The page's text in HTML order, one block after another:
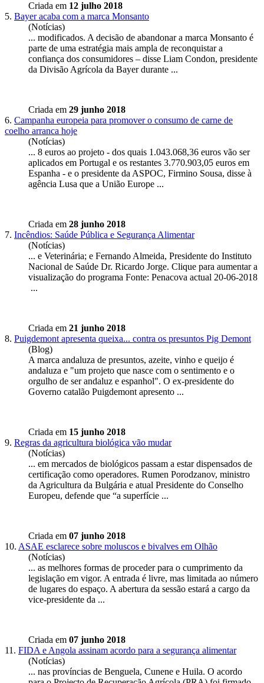
Criada em 12 julho 2018
5. Bayer acaba com a marca Monsanto
(Notícias)
... modificados. A decisão de abandonar a marca Monsanto é
parte de uma estratégia mais ampla de reconquistar a
confiança dos consumidores – disse Liam Condon, presidente
da Divisão Agrícola da Bayer durante ...
Criada em 29 junho 2018
6. Campanha europeia para promover o consumo de carne de
coelho arranca hoje
(Notícias)
... 8 euros ao projeto - dos quais 1.043.068,36 euros vão ser
aplicados em Portugal e os restantes 3.770.903,05 euros em
Espanha - e o presidente da ASPOC, Firmino Sousa, disse à
agência Lusa que a União Europe ...
Criada em 28 junho 2018
7. Incêndios: Saúde Pública e Segurança Alimentar
(Notícias)
... e Veterinária; e Fernando Almeida, Presidente do Instituto
Nacional de Saúde Dr. Ricardo Jorge. Clique para aumentar a
visualização do programa Fonte: Penacova actual 20-06-2018
...
Criada em 21 junho 2018
8. Puigdemont apresenta queixa... contra os presuntos Pig Demont
(Blog)
A marca andaluza de presuntos, azeite, vinho e queijo é
andaluza e "um projeto que nasce com o sentimento e o
orgulho de ser andaluz e espanhol". O ex-presidente do
Governo catalão Puigdemont apresento ...
Criada em 15 junho 2018
9. Regras da agricultura biológica vão mudar
(Notícias)
... em mercados de biológicos passam a estar dispensados de
certificação como operadores. Rumen Porodzanov, ministro
da Agricultura da Bulgária e atual Presidente do Conselho
Europeu, defende que “a superfície ...
Criada em 07 junho 2018
10. ASAE esclarece sobre moluscos e bivalves em Olhão
(Notícias)
... as melhores formas de proceder para o cumprimento da
legislação em vigor. A entrada é livre, mas limitada ao número
de lugares do espaço. A abertura da sessão estará a cargo da
vice-presidente da ...
Criada em 07 junho 2018
11. FIDA e Angola assinam acordo para a segurança alimentar
(Notícias)
... nas províncias de Benguela, Cunene e Huila. O acordo